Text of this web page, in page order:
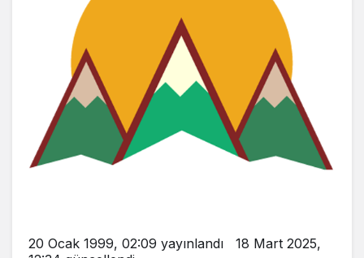
20 Ocak 1999, 02:09 yayınlandı
18 Mart 2025,